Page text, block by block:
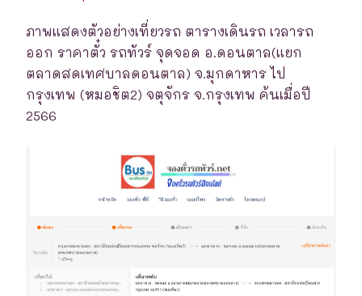
ภาพแสดงตัวอย่างเที่ยวรถ ตารางเดินรถ เวลารถ
ออก ราคาตั๋ว รถทัวร์ จุดจอด อ.ดอนตาล(แยก
ตลาดสดเทศบาลดอนตาล) จ.มุกดาหาร ไป
กรุงเทพ (หมอชิต2) จตุจักร จ.กรุงเทพ ค้นเมื่อปี
2566